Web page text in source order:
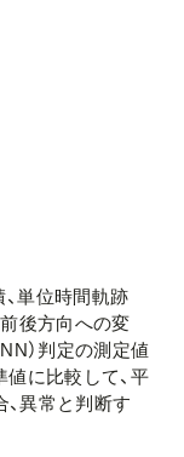
単位時間軌跡
前後方向への変
）判定の測定値
値に比較して、平
、異常と判断す